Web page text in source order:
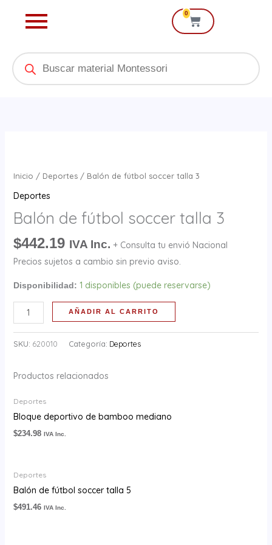
0
Cart
Products
search
Inicio / Deportes/ Balón de fútbol soccer talla 3
Deportes
Balón de fútbol soccer talla 3
$442.19 IVA Inc. + Consulta tu envió Nacional
Precios sujetos a cambio sin previo aviso.
Disponibilidad: 1 disponibles (puede reservarse)
fútbol
talla
3
AÑADIR AL CARRITO
SKU: 620010 Categoría: Deportes
Productos relacionados
Deportes
Bloque deportivo de bamboo mediano
$234.98 IVA Inc.
Deportes
Balón de fútbol soccer talla 5
$491.46 IVA Inc.